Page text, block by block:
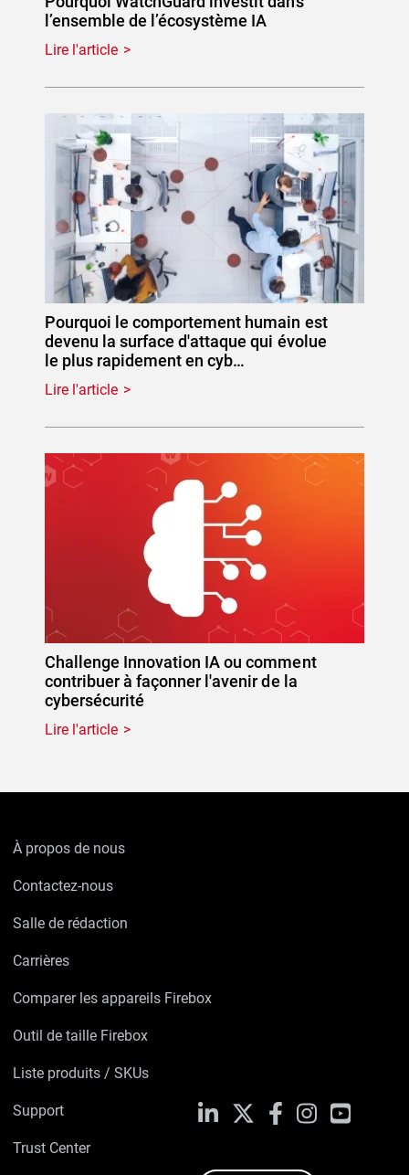
l’ensemble de l’écosystème IA
Lire l'article
Pourquoi le comportement humain est
devenu la surface d'attaque qui évolue
le plus rapidement en cyb…
Lire l'article
Challenge Innovation IA ou comment
contribuer à façonner l'avenir de la
cybersécurité
Lire l'article
À propos de nous
Contactez-nous
Salle de rédaction
Carrières
Comparer les appareils Firebox
Outil de taille Firebox
Liste produits / SKUs
Support
Trust Center
LinkedIn FacebookInstagramYouTube